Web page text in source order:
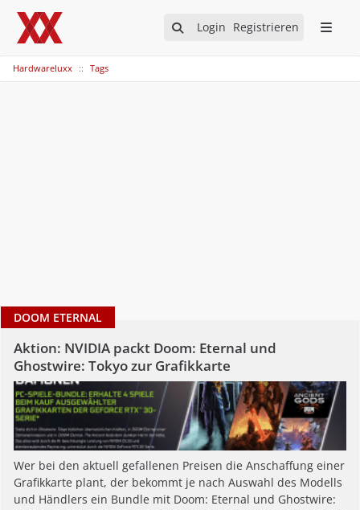
Login Registrieren
Hardwareluxx Tags
DOOM ETERNAL
Aktion: NVIDIA packt Doom: Eternal und
Ghostwire: Tokyo zur Grafikkarte
Wer bei den aktuell gefallenen Preisen die Anschaffung einer
Grafikkarte plant, der bekommt je nach Auswahl des Modells
und Händlers ein Bundle mit Doom: Eternal und Ghostwire: